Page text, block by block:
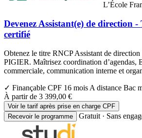
L’École
Devenez Assistant(e) de direction
certifié
Obtenez le titre RNCP Assistant de
PIGIER. Maîtrisez coordination d’agendas,
commerciale, communication interne et
✓ Finançable CPF 16 mois A distance Bac
À partir de 3 399,00 €
Voir le tarif après prise en charge CPF
Recevoir le programme
Gratuit · Sans